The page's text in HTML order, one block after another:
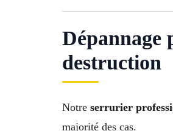
Dépannage
destruction
Notre serrurier
majorité des cas.